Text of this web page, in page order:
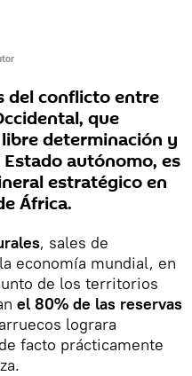
del conflicto entre
que
determinación y
autónomo, es
estratégico en
África.
, sales de
economía mundial, en
de los territorios
el 80% de las reservas
lograra
facto prácticamente